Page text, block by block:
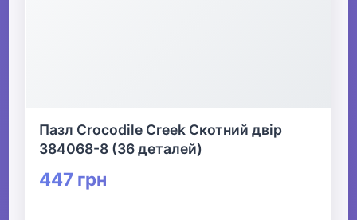
Пазл Crocodile Creek Скотний двір
384068-8 (36 деталей)
447 грн